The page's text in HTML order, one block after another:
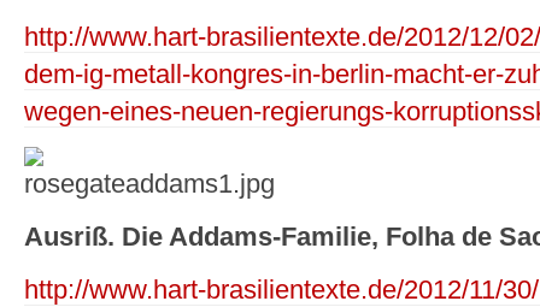
http://www.hart-brasilientexte.de/2012/12/
dem-ig-metall-kongres-in-berlin-macht-er-
wegen-eines-neuen-regierungs-
Ausriß. Die Addams-Familie, Folha de
http://www.hart-brasilientexte.de/2012/11/